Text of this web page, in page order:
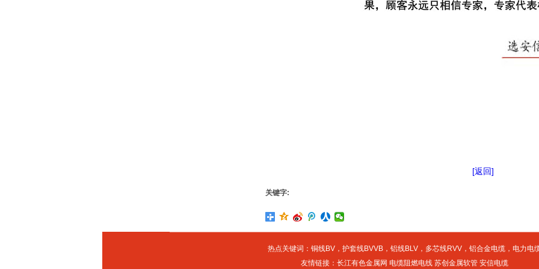
[返回]
关键字:
热点关键词： 铜线BV， 护套线BVVB， 铝线BLV， 多芯线RVV， 铝合金电缆， 电力电
友情链接： 长江有色金属网 电缆阻燃电线 苏创金属软管 安信电缆